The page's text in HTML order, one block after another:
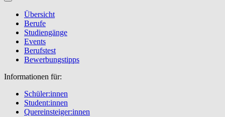
Übersicht
Berufe
Studiengänge
Events
Berufstest
Bewerbungstipps
Informationen für:
Schüler:innen
Student:innen
Quereinsteiger:innen